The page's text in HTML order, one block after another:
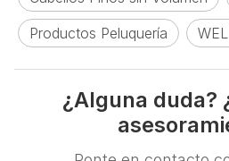
Productos Peluquería
¿Alguna duda?